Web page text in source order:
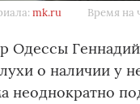
mk.ru Время на
Одессы
о наличии у
неоднократно